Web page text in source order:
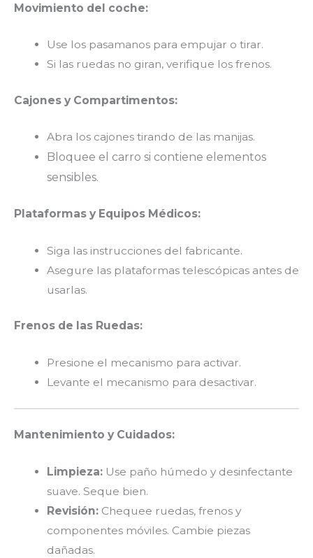
Movimiento del coche:
Use los pasamanos para empujar o tirar.
Si las ruedas no giran, verifique los frenos.
Cajones y Compartimentos:
Abra los cajones tirando de las manijas.
Bloquee el carro si contiene elementos
sensibles.
Plataformas y Equipos Médicos:
Siga las instrucciones del fabricante.
Asegure las plataformas telescópicas antes de
usarlas.
Frenos de las Ruedas:
Presione el mecanismo para activar.
Levante el mecanismo para desactivar.
Mantenimiento y Cuidados:
Limpieza:Use paño húmedo y desinfectante
suave. Seque bien.
Revisión:Chequee ruedas, frenos y
componentes móviles. Cambie piezas
dañadas.